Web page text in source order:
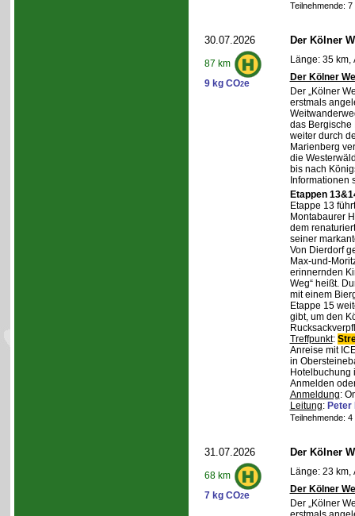
Teilnehmende:
30.07.2026
87 km
9 kg CO2e
Der Kölner
Länge: 35 km,
Der Kölner
Der „Kölner
erstmals
das Bergische
weiter durch
Marienberg
die
bis nach
Informationen
Etappen
Etappe 13
Montabaurer
dem
seiner
Von Dierdorf
Max-und-
erinnernden
Weg“ heißt.
mit einem
Etappe 15
gibt, um den
Treffpunkt:
Anreise mit
in
Hotelbuchung
Anmelden
Anmeldung:
Leitung: Peter
Teilnehmende:
31.07.2026
68 km
7 kg CO2e
Der Kölner
Länge: 23 km,
Der Kölner
Der „Kölner